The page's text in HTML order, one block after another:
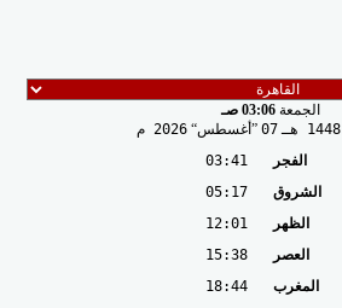
الجمعة 03:06 صـ
1448 هـ 07 أغسطس 2026 م
الفجر
03:41
الشروق
05:17
الظهر
12:01
العصر
15:38
المغرب
18:44